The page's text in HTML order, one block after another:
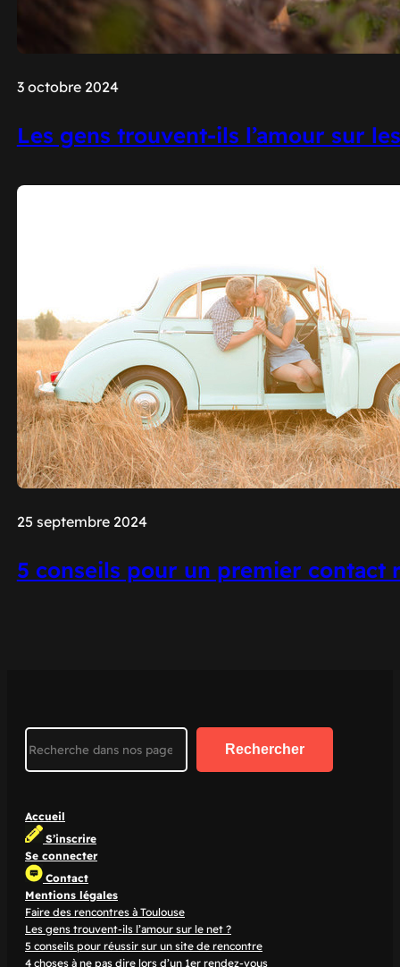
3 octobre 2024
Les gens trouvent-ils l’amour sur
25 septembre 2024
5 conseils pour un premier contact
Rechercher
Accueil
S’inscrire
Se connecter
Contact
Mentions légales
Faire des rencontres à Toulouse
Les gens trouvent-ils l’amour sur le net ?
5 conseils pour réussir sur un site de rencontre
4 choses à ne pas dire lors d’un 1er rendez-vous